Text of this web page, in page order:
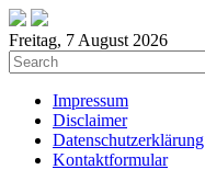
Freitag, 7 August 2026
Impressum
Disclaimer
Datenschutzerklärung
Kontaktformular